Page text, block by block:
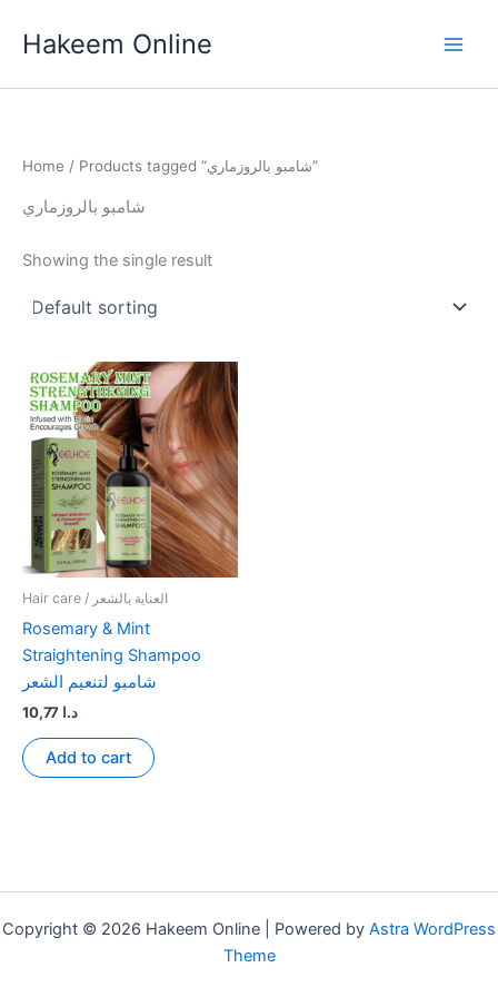
Hakeem Online
Home / Products tagged “شامبو بالروزماري”
شامبو بالروزماري
Showing the single result
Hair care / العناية بالشعر
Rosemary & Mint
Straightening Shampoo
شامبو لتنعيم الشعر
د.ا
Add to cart
Copyright © 2026 Hakeem Online | Powered by Astra WordPress
Theme